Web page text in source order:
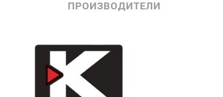
ПРОИЗВОДИТЕЛИ